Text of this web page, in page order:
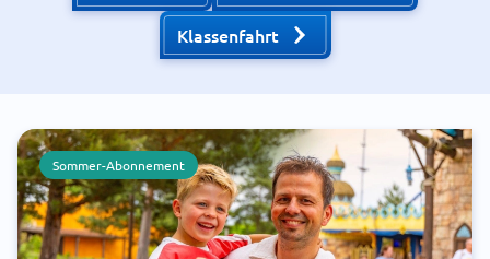
Klassenfahrt
Sommer-Abonnement